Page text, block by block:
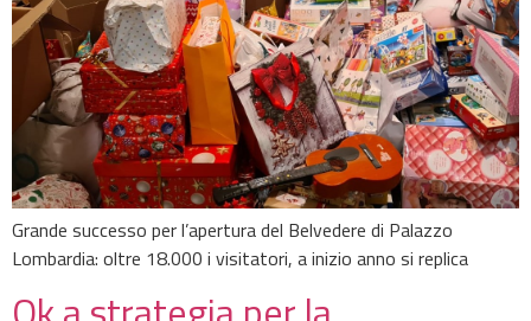
Grande successo per l’apertura del Belvedere di Palazzo
Lombardia: oltre 18.000 i visitatori, a inizio anno si replica